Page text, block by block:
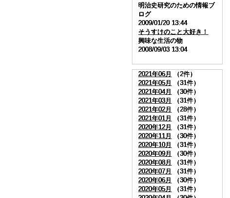
明治史研究のための情報ブ
ログ
2009/01/20 13:44
そうすけのこと大好き！
興味な生活の物
2008/09/03 13:04
2021年06月
（2件）
2021年05月
（31件）
2021年04月
（30件）
2021年03月
（31件）
2021年02月
（28件）
2021年01月
（31件）
2020年12月
（31件）
2020年11月
（30件）
2020年10月
（31件）
2020年09月
（30件）
2020年08月
（31件）
2020年07月
（31件）
2020年06月
（30件）
2020年05月
（31件）
明治史研究のための情報ブ
ログ
2009/01/20 13:44
そうすけのこと大好き！
興味な生活の物
2008/09/03 13:04
2021年06月
（2件）
2021年05月
（31件）
2021年04月
（30件）
2021年03月
（31件）
2021年02月
（28件）
2021年01月
（31件）
2020年12月
（31件）
2020年11月
（30件）
2020年10月
（31件）
2020年09月
（30件）
2020年08月
（31件）
2020年07月
（31件）
2020年06月
（30件）
2020年05月
（31件）
明治史研究のための情報ブ
ログ
2009/01/20 13:44
そうすけのこと大好き！
興味な生活の物
2008/09/03 13:04
2021年06月
（2件）
2021年05月
（31件）
2021年04月
（30件）
2021年03月
（31件）
2021年02月
（28件）
2021年01月
（31件）
2020年12月
（31件）
2020年11月
（30件）
2020年10月
（31件）
2020年09月
（30件）
2020年08月
（31件）
2020年07月
（31件）
2020年06月
（30件）
2020年05月
（31件）
明治史研究のための情報ブ
ログ
2009/01/20 13:44
そうすけのこと大好き！
興味な生活の物
2008/09/03 13:04
2021年06月
（2件）
2021年05月
（31件）
2021年04月
（30件）
2021年03月
（31件）
2021年02月
（28件）
2021年01月
（31件）
2020年12月
（31件）
2020年11月
（30件）
2020年10月
（31件）
2020年09月
（30件）
2020年08月
（31件）
2020年07月
（31件）
2020年06月
（30件）
2020年05月
（31件）